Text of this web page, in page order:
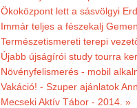
Ökoközpont lett a sásvölgyi
Immár teljes a fészekalj
Természetismereti terepi
Újabb újságírói study tourra
Növényfelismerés - mobil
Vakáció! - Szuper ajánlatok
Mecseki Aktív Tábor - 2014. »